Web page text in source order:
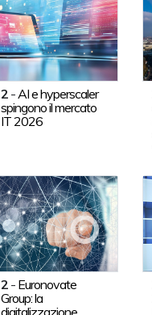
2- AI e hyperscaler
spingono il mercato
IT 2026
2- Euronovate
Group: la
digitalizzazione,